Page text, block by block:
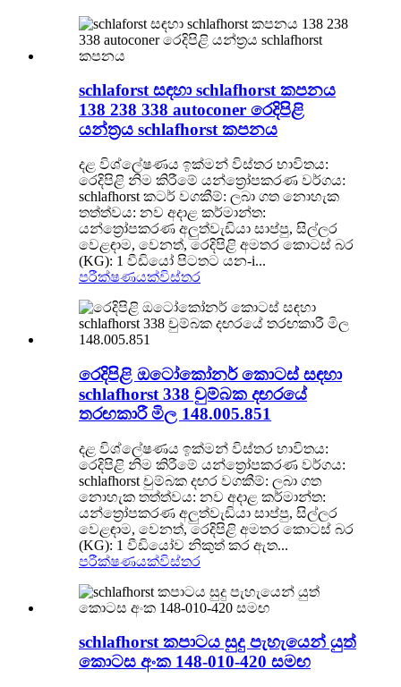
schlaforst සඳහා schlafhorst කපනය
138 238 338 autoconer රෙදිපිළි
යන්ත්‍රය schlafhorst කපනය
දළ විශ්ලේෂණය ඉක්මන් විස්තර භාවිතය:
රෙදිපිළි නිම කිරීමේ යන්ත්‍රෝපකරණ වර්ගය:
schlafhorst කටර් වගකීම්: ලබා ගත නොහැක
තත්ත්වය: නව අදාළ කර්මාන්ත:
යන්ත්‍රෝපකරණ අලුත්වැඩියා සාප්පු, සිල්ලර
වෙළඳාම, වෙනත්, රෙදිපිළි අමතර කොටස් බර
(KG): 1 වීඩියෝ පිටතට යන-i...
පරීක්ෂණයක්විස්තර
රෙදිපිළි ඔටෝකෝනර් කොටස් සඳහා
schlafhorst 338 චුම්බක දඟරයේ
තරඟකාරී මිල 148.005.851
දළ විශ්ලේෂණය ඉක්මන් විස්තර භාවිතය:
රෙදිපිළි නිම කිරීමේ යන්ත්‍රෝපකරණ වර්ගය:
schlafhorst චුම්බක දඟර වගකීම්: ලබා ගත
නොහැක තත්ත්වය: නව අදාළ කර්මාන්ත:
යන්ත්‍රෝපකරණ අලුත්වැඩියා සාප්පු, සිල්ලර
වෙළඳාම, වෙනත්, රෙදිපිළි අමතර කොටස් බර
(KG): 1 වීඩියෝව නිකුත් කර ඇත...
පරීක්ෂණයක්විස්තර
schlafhorst කපාටය සුදු පැහැයෙන් යුත්
කොටස අංක 148-010-420 සමඟ